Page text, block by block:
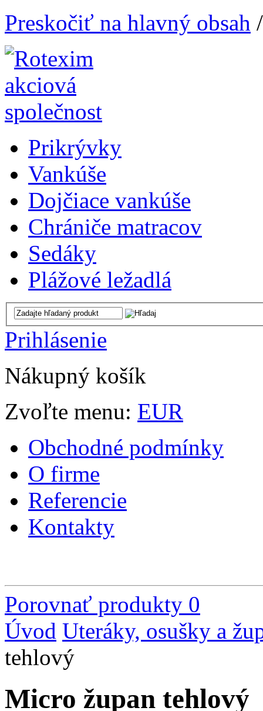
Preskočiť na hlavný obsah
Prikrývky
Vankúše
Dojčiace vankúše
Chrániče matracov
Sedáky
Plážové ležadlá
Prihlásenie
Nákupný košík
Zvoľte menu: EUR
Obchodné podmínky
O firme
Referencie
Kontakty
Porovnať produkty 0
Úvod Uteráky, osušky a
tehlový
Micro župan tehlový